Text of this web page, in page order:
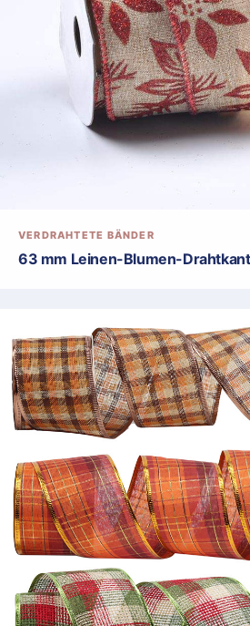
VERDRAHTETE BÄNDER
63 mm Leinen-Blumen-